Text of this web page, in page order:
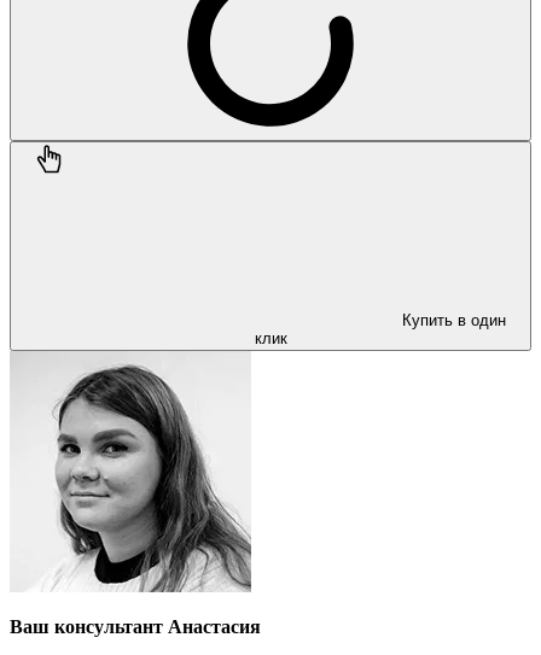
Купить в один
клик
Ваш консультант Анастасия